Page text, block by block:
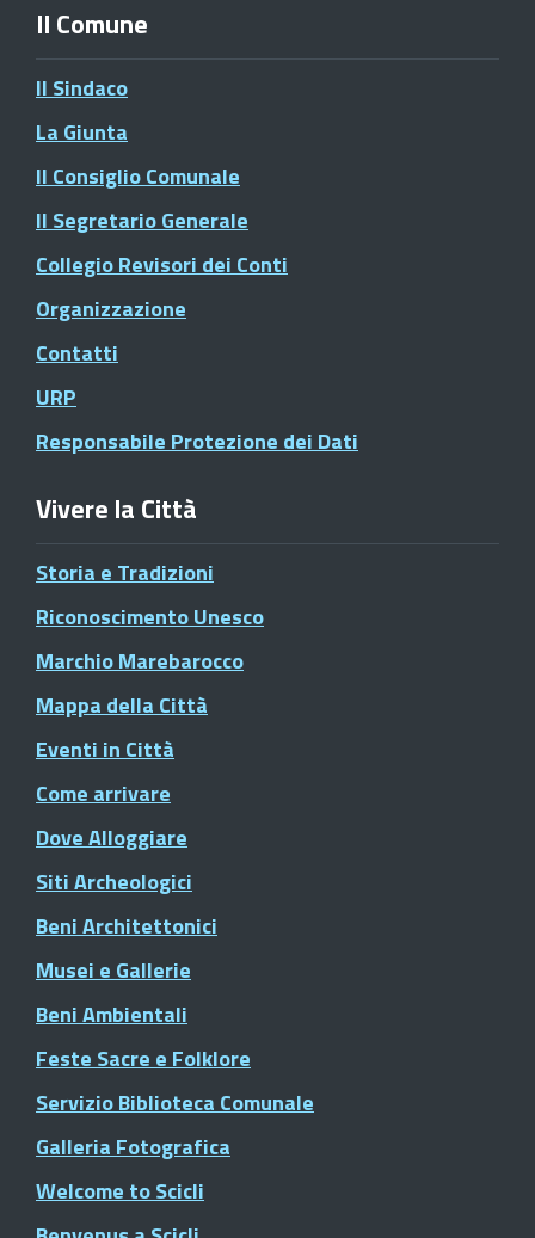
Il Comune
Il Sindaco
La Giunta
Il Consiglio Comunale
Il Segretario Generale
Collegio Revisori dei Conti
Organizzazione
Contatti
URP
Responsabile Protezione dei Dati
Vivere la Città
Storia e Tradizioni
Riconoscimento Unesco
Marchio Marebarocco
Mappa della Città
Eventi in Città
Come arrivare
Dove Alloggiare
Siti Archeologici
Beni Architettonici
Musei e Gallerie
Beni Ambientali
Feste Sacre e Folklore
Servizio Biblioteca Comunale
Galleria Fotografica
Welcome to Scicli